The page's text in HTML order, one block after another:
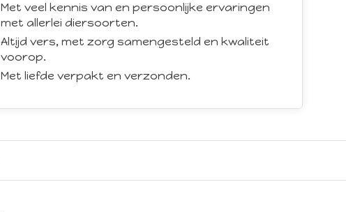
Met veel kennis van en persoonlijke ervaringen
met allerlei diersoorten.
Altijd vers, met zorg samengesteld en kwaliteit
voorop.
Met liefde verpakt en verzonden.